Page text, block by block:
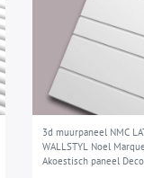
3d muurpaneel NMC
WALLSTYL Noel
Akoestisch paneel